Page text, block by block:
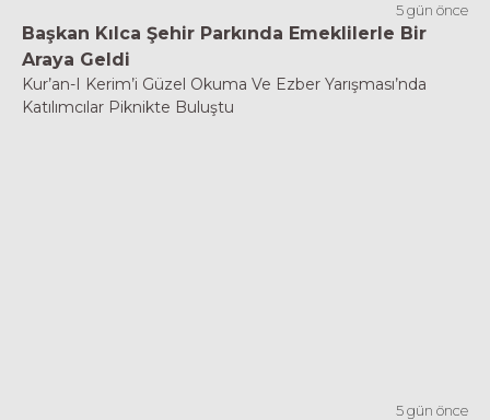
5 gün önce
Başkan Kılca Şehir Parkında Emeklilerle Bir
Araya Geldi
Kur’an-I Kerim’i Güzel Okuma Ve Ezber Yarışması’nda
Katılımcılar Piknikte Buluştu
5 gün önce